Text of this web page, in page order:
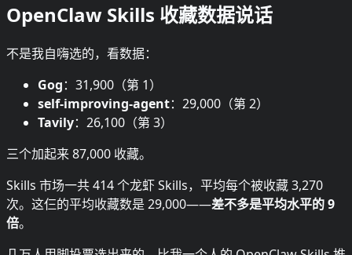
OpenClaw Skills 收藏数据说话
不是我自嗨选的，看数据：
Gog：31,900（第 1）
self-improving-agent：29,000（第 2）
Tavily：26,100（第 3）
三个加起来 87,000 收藏。
Skills 市场一共 414 个龙虾 Skills，平均每个被收藏 3,270
次。这仨的平均收藏数是 29,000——差不多是平均水平的 9
倍。